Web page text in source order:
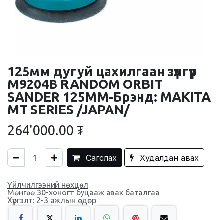
125мм дугуй цахилгаан зүлгүүр
M9204B RANDOM ORBIT
SANDER 125MM-Брэнд: MAKITA
MT SERIES /JAPAN/
264'000.00 ₮
Сагслах Худалдан авах
Үйлчилгээний нөхцөл
Мөнгөө 30-хоногт буцааж авах баталгаа
Хүргэлт: 2-3 ажлын өдөр